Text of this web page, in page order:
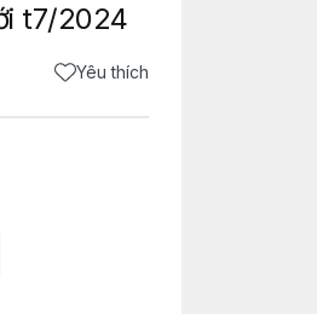
t7/2024
Yêu thích